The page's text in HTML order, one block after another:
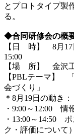
とプロトタイプ製
る。
◆合同研修会の概
【日 時】 8月17
15:00
【場 所】 金沢工
【PBLテーマ】
会づくり」
＊8月19日の動き：
・9:00～12:00 情
・13:00～14:50
ク・評価について）